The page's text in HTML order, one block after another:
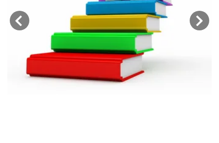
تسجيل مدارس حكومية:
والمتطلبات اللازمة